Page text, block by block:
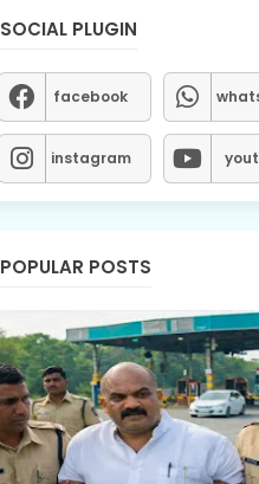
SOCIAL PLUGIN
facebook
instagram
POPULAR POSTS